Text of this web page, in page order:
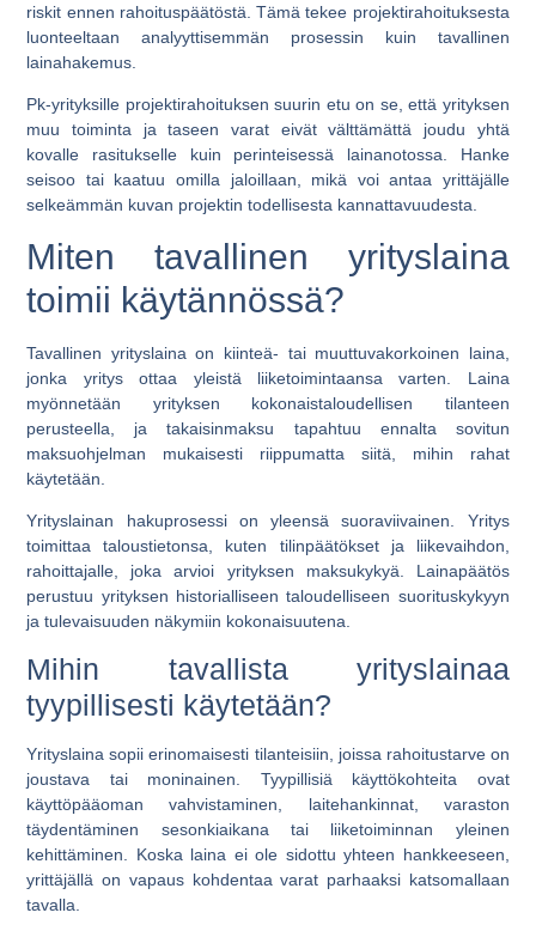
riskit ennen rahoituspäätöstä. Tämä tekee projektirahoituksesta
luonteeltaan analyyttisemmän prosessin kuin tavallinen
lainahakemus.
Pk-yrityksille projektirahoituksen suurin etu on se, että yrityksen
muu toiminta ja taseen varat eivät välttämättä joudu yhtä
kovalle rasitukselle kuin perinteisessä lainanotossa. Hanke
seisoo tai kaatuu omilla jaloillaan, mikä voi antaa yrittäjälle
selkeämmän kuvan projektin todellisesta kannattavuudesta.
Miten tavallinen yrityslaina
toimii käytännössä?
Tavallinen yrityslaina on kiinteä- tai muuttuvakorkoinen laina,
jonka yritys ottaa yleistä liiketoimintaansa varten. Laina
myönnetään yrityksen kokonaistaloudellisen tilanteen
perusteella, ja takaisinmaksu tapahtuu ennalta sovitun
maksuohjelman mukaisesti riippumatta siitä, mihin rahat
käytetään.
Yrityslainan hakuprosessi on yleensä suoraviivainen. Yritys
toimittaa taloustietonsa, kuten tilinpäätökset ja liikevaihdon,
rahoittajalle, joka arvioi yrityksen maksukykyä. Lainapäätös
perustuu yrityksen historialliseen taloudelliseen suorituskykyyn
ja tulevaisuuden näkymiin kokonaisuutena.
Mihin tavallista yrityslainaa
tyypillisesti käytetään?
Yrityslaina sopii erinomaisesti tilanteisiin, joissa rahoitustarve on
joustava tai moninainen. Tyypillisiä käyttökohteita ovat
käyttöpääoman vahvistaminen, laitehankinnat, varaston
täydentäminen sesonkiaikana tai liiketoiminnan yleinen
kehittäminen. Koska laina ei ole sidottu yhteen hankkeeseen,
yrittäjällä on vapaus kohdentaa varat parhaaksi katsomallaan
tavalla.